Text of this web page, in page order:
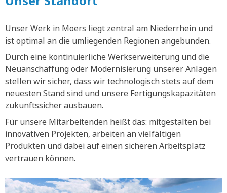
Unser Werk in Moers liegt zentral am Niederrhein und
ist optimal an die umliegenden Regionen angebunden.
Durch eine kontinuierliche Werkserweiterung und die
Neuanschaffung oder Modernisierung unserer Anlagen
stellen wir sicher, dass wir technologisch stets auf dem
neuesten Stand sind und unsere Fertigungskapazitäten
zukunftssicher ausbauen.
Für unsere Mitarbeitenden heißt das: mitgestalten bei
innovativen Projekten, arbeiten an vielfältigen
Produkten und dabei auf einen sicheren Arbeitsplatz
vertrauen können.